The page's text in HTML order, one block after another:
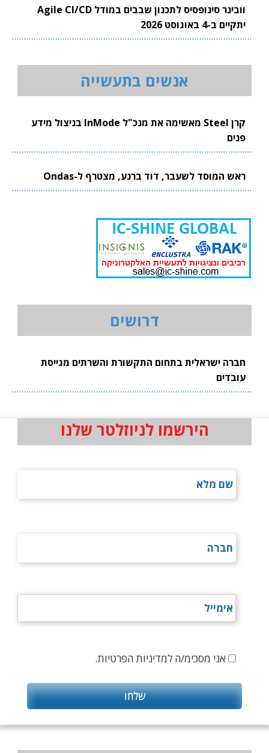
וובינר סינופסיס לתכנון שבבים במודל Agile CI/CD
יתקיים ב-4 באוגוסט 2026
אנשים בתעשייה
קרן Steel מאשימה את מנכ"ל InMode בניצול מידע
פנים
ראש המוסד לשעבר, דוד ברנע, מצטרף ל-Ondas
דרושים
חברה ישראלית בתחום התקשורת והשרתים מגייסת
עובדים
הירשמו לניוזלטר שלנו
אני מסכימ/ה למדיניות הפרטיות.